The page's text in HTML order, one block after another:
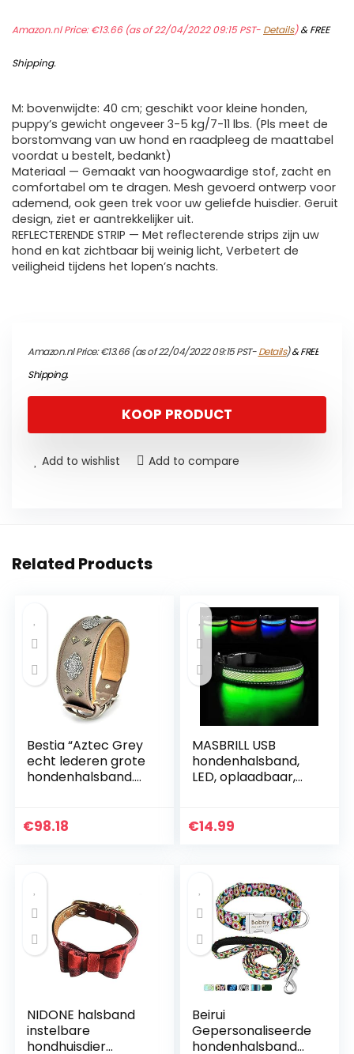
Amazon.nl Price:€13.66(as of 22/04/2022 09:15 PST- Details)&FREE
Shipping.
M: bovenwijdte: 40 cm; geschikt voor kleine honden,
puppy’s gewicht ongeveer 3-5 kg/7-11 lbs. (Pls meet de
borstomvang van uw hond en raadpleeg de maattabel
voordat u bestelt, bedankt)
Materiaal — Gemaakt van hoogwaardige stof, zacht en
comfortabel om te dragen. Mesh gevoerd ontwerp voor
ademend, ook geen trek voor uw geliefde huisdier. Geruit
design, ziet er aantrekkelijker uit.
REFLECTERENDE STRIP — Met reflecterende strips zijn uw
hond en kat zichtbaar bij weinig licht, Verbetert de
veiligheid tijdens het lopen’s nachts.
Amazon.nl Price:€13.66(as of 22/04/2022 09:15 PST-Details)&FREE
Shipping.
KOOP PRODUCT
Add to wishlist Add to compare
Related Products
Bestia “Aztec Grey
echt lederen grote
hondenhalsband.
gevoerd
€98.18
MASBRILL USB
hondenhalsband,
LED, oplaadbaar,
knipperlicht, Dog
Neck Loop (S,
Groen)
€14.99
NIDONE halsband
instelbare
hondhuisdier
Beirui
Gepersonaliseerde
hondenhalsband